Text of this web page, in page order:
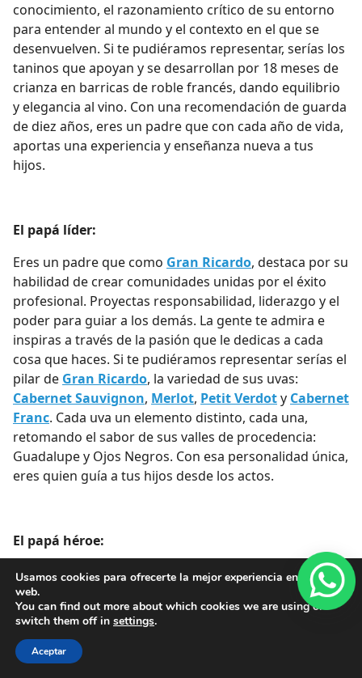
conocimiento, el razonamiento crítico de su entorno
para entender al mundo y el contexto en el que se
desenvuelven. Si te pudiéramos representar, serías los
taninos que apoyan y se desarrollan por 18 meses de
crianza en barricas de roble francés, dando equilibrio
y elegancia al vino. Con una recomendación de guarda
de diez años, eres un padre que con cada año de vida,
aportas una experiencia y enseñanza nueva a tus
hijos.
El papá líder:
Eres un padre que como Gran Ricardo, destaca por su
habilidad de crear comunidades unidas por el éxito
profesional. Proyectas responsabilidad, liderazgo y el
poder para guiar a los demás. La gente te admira e
inspiras a través de la pasión que le dedicas a cada
cosa que haces. Si te pudiéramos representar serías el
pilar de Gran Ricardo, la variedad de sus uvas:
Cabernet Sauvignon, Merlot, Petit Verdoty Cabernet
Franc. Cada uva un elemento distinto, cada una,
retomando el sabor de sus valles de procedencia:
Guadalupe y Ojos Negros. Con esa personalidad única,
eres quien guía a tus hijos desde los actos.
El papá héroe:
Tienes una personalidad tan brillante como el sol, eres
líder, amigo, maestro. Tus hijos aspiran a ser como tú,
y el solo hecho de que existas les motiva para
alcanzarte, para ser “como papá”. Sin embargo, eres
un papá que se siente cercano, que forja una amistad
Usamos cookies para ofrecerte la mejor experiencia en nuestra
web.
You can find out more about which cookies we are using or
switch them off in settings.
Aceptar